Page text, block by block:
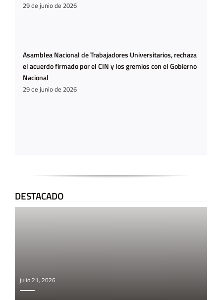
29 de junio de 2026
Asamblea Nacional de Trabajadores Universitarios, rechaza
el acuerdo firmado por el CIN y los gremios con el Gobierno
Nacional
29 de junio de 2026
DESTACADO
julio 21, 2026